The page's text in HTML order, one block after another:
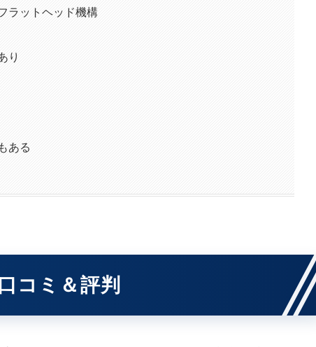
ラットヘッド機構
り
ある
コミ＆評判